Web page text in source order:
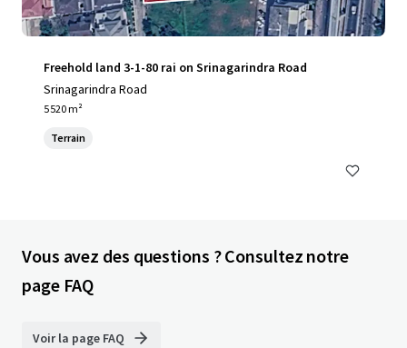
Freehold land 3-1-80 rai on Srinagarindra Road
Srinagarindra Road
5 520 m²
Terrain
Vous avez des questions ? Consultez notre
page FAQ
Voir la page FAQ